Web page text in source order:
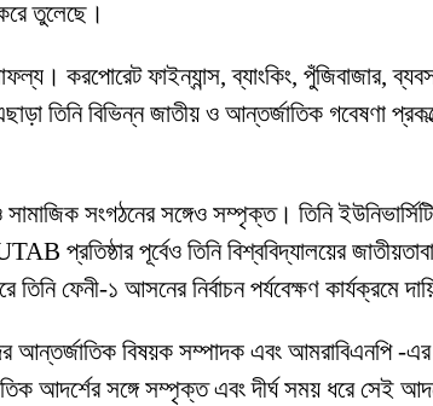
তুলেছে।
করপোরেট ফাইন্যান্স, ব্যাংকিং, পুঁজিবাজার,
তিনি বিভিন্ন জাতীয় ও আন্তর্জাতিক গবেষণা
সামাজিক সংগঠনের সঙ্গেও সম্পৃক্ত। তিনি
প্রতিষ্ঠার পূর্বেও তিনি বিশ্ববিদ্যালয়ের
ফেনী-১ আসনের নির্বাচন পর্যবেক্ষণ কার্যক্রমে
আন্তর্জাতিক বিষয়ক সম্পাদক এবং আমরাবিএনপি -
আদর্শের সঙ্গে সম্পৃক্ত এবং দীর্ঘ সময় ধরে সেই